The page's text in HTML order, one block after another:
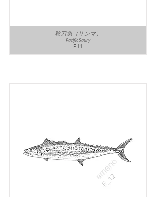
秋刀魚（サンマ）
F-11
Pacific Saury